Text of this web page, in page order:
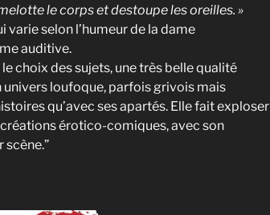
le corps et destoupe les oreilles. »
selon l’humeur de la dame
auditive.
choix des sujets, une très belle qualité
univers loufoque, parfois grivois mais
qu’avec ses apartés. Elle fait exploser
créations érotico-comiques, avec son